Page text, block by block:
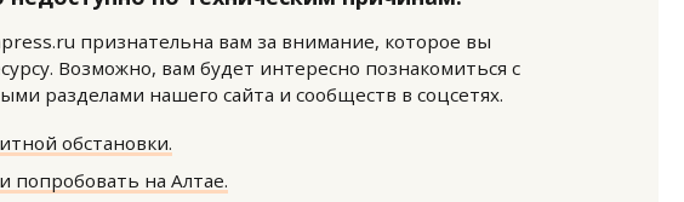
признательна вам за внимание, которое вы
Возможно, вам будет интересно познакомиться с
разделами нашего сайта и сообществ в соцсетях.
обстановки.
попробовать на Алтае.
Смелость архитектурных идей.
Генеральный директор компании
ЗИАС — об эстетике городов,